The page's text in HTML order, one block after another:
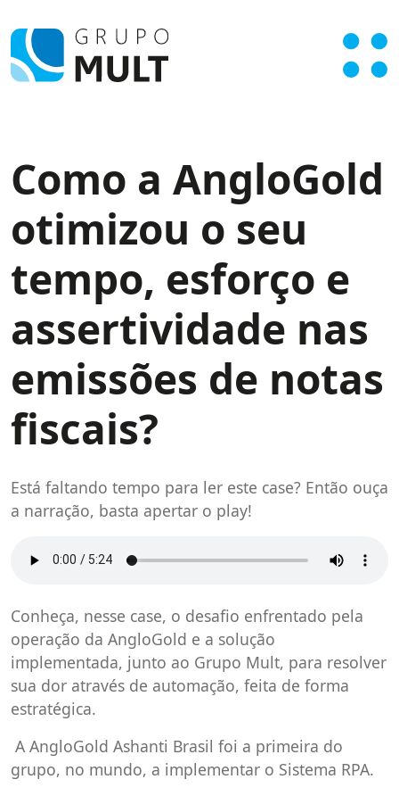
Como a AngloGold
otimizou o seu
tempo, esforço e
assertividade nas
emissões de notas
fiscais?
Está faltando tempo para ler este case? Então ouça
a narração, basta apertar o play!
Conheça, nesse case, o desafio enfrentado pela
operação da AngloGold e a solução
implementada, junto ao Grupo Mult, para resolver
sua dor através de automação, feita de forma
estratégica.
A AngloGold Ashanti Brasil foi a primeira do
grupo, no mundo, a implementar o Sistema RPA.